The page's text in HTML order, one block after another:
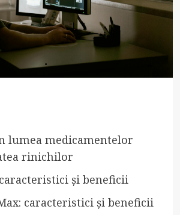
lumea medicamentelor
rinichilor
și beneficii
caracteristici și beneficii